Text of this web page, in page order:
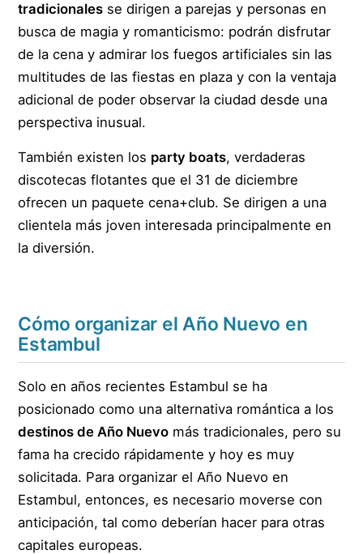
tradicionales se dirigen a parejas y personas en
busca de magia y romanticismo: podrán disfrutar
de la cena y admirar los fuegos artificiales sin las
multitudes de las fiestas en plaza y con la ventaja
adicional de poder observar la ciudad desde una
perspectiva inusual.
También existen los party boats, verdaderas
discotecas flotantes que el 31 de diciembre
ofrecen un paquete cena+club. Se dirigen a una
clientela más joven interesada principalmente en
la diversión.
Cómo organizar el Año Nuevo en
Estambul
Solo en años recientes Estambul se ha
posicionado como una alternativa romántica a los
destinos de Año Nuevo más tradicionales, pero su
fama ha crecido rápidamente y hoy es muy
solicitada. Para organizar el Año Nuevo en
Estambul, entonces, es necesario moverse con
anticipación, tal como deberían hacer para otras
capitales europeas.